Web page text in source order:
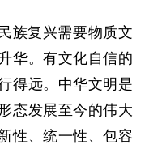
族复兴需要物质文
华。有文化自信的
得远。中华文明是
态发展至今的伟大
性、统一性、包容